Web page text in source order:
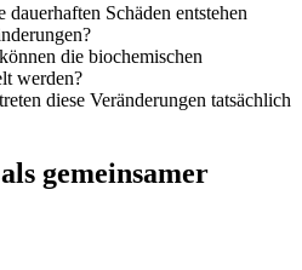
dauerhaften Schäden entstehen
die biochemischen
werden?
diese Veränderungen tatsächlich
gemeinsamer